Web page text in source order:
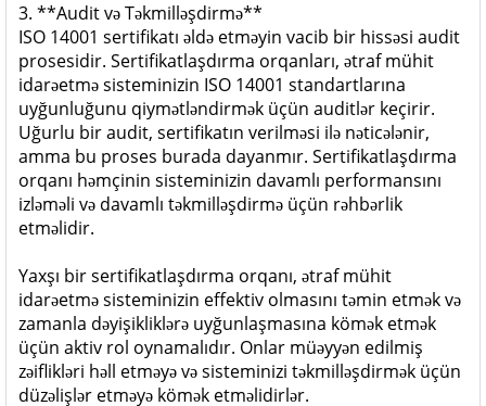
3. **Audit və Təkmilləşdirmə**
ISO 14001 sertifikatı əldə etməyin vacib bir hissəsi audit
prosesidir. Sertifikatlaşdırma orqanları, ətraf mühit
idarəetmə sisteminizin ISO 14001 standartlarına
uyğunluğunu qiymətləndirmək üçün auditlər keçirir.
Uğurlu bir audit, sertifikatın verilməsi ilə nəticələnir,
amma bu proses burada dayanmır. Sertifikatlaşdırma
orqanı həmçinin sisteminizin davamlı performansını
izləməli və davamlı təkmilləşdirmə üçün rəhbərlik
etməlidir.
Yaxşı bir sertifikatlaşdırma orqanı, ətraf mühit
idarəetmə sisteminizin effektiv olmasını təmin etmək və
zamanla dəyişikliklərə uyğunlaşmasına kömək etmək
üçün aktiv rol oynamalıdır. Onlar müəyyən edilmiş
zəiflikləri həll etməyə və sisteminizi təkmilləşdirmək üçün
düzəlişlər etməyə kömək etməlidirlər.